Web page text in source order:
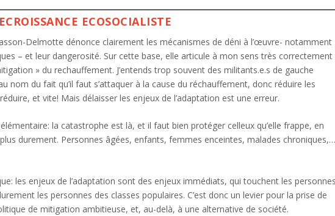
ECOSOCIALISTE
Delmotte dénonce clairement les mécanismes de déni à l’œuvre- notamment
– et leur dangerosité. Sur cette base, elle articule à mon sens très correctement
» du rechauffement. J’entends trop souvent des militants.e.s de gauche
nom du fait qu’il faut s’attaquer à la cause du réchauffement, donc réduire les
et vite! Mais délaisser les enjeux de l’adaptation est une erreur.
la catastrophe est là, et il faut bien protéger celleux qu’elle frappe, en
durement. Personnes âgées, enfants, femmes enceintes, malades
les enjeux de l’adaptation sont des enjeux immédiats, qui touchent les
les personnes des classes populaires. C’est donc un levier pour la prise de
de mitigation ambitieuse, et, au-delà, à une alternative de société.